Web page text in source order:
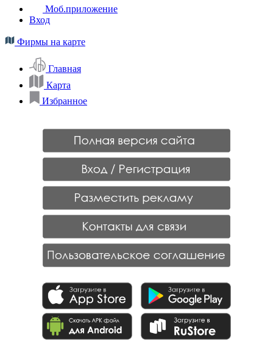
Моб.приложение
Вход
Фирмы на карте
Главная
Карта
Избранное